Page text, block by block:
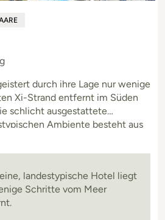
durch ihre Lage nur wenige
Xi-Strand entfernt im Süden
schlicht ausgestattete
Ambiente besteht aus
bietet eine entspannte
die Erholung in naturnaher
und Sonnenschirmen bil
landestypische Hotel liegt
Schritte vom Meer